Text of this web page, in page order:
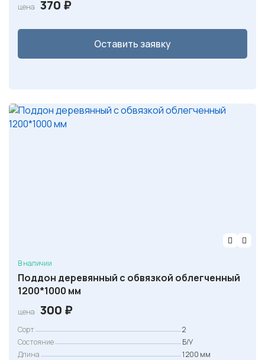
цена 370 ₽
Оставить заявку
В наличии
Поддон деревянный с обвязкой облегченный
1200*1000 мм
цена 300 ₽
Сорт
2
Состояние
Б/У
Длина
1 200 мм